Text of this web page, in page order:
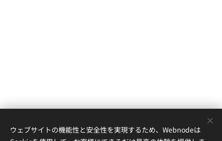
ウェブサイトの機能性と安全性を実現するため、Webnodeは